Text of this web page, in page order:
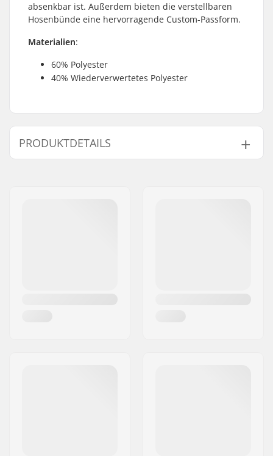
absenkbar ist. Außerdem bieten die verstellbaren
Hosenbünde eine hervorragende Custom-Passform.
Materialien:
60% Polyester
40% Wiederverwertetes Polyester
PRODUKTDETAILS